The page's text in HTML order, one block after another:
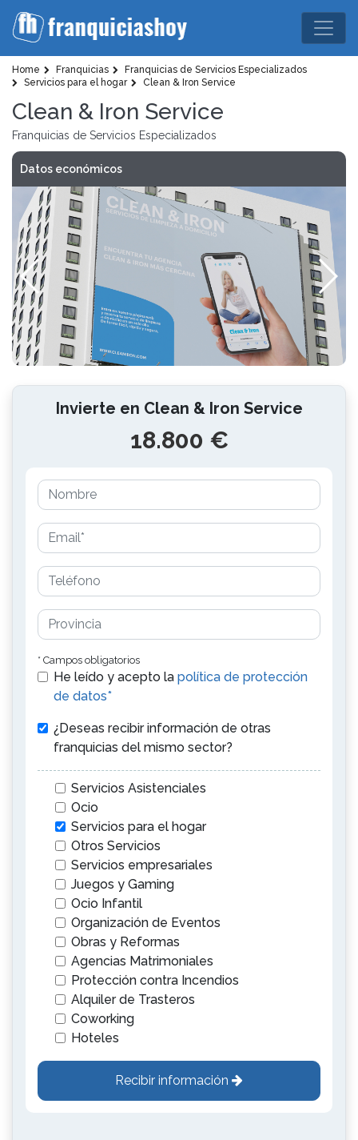
Home Franquicias
Franquicias de Servicios Especializados
Servicios para el hogar
Clean & Iron Service
Clean & Iron Service
Franquicias de Servicios Especializados
Datos económicos
Invierte en Clean & Iron Service
18.800 €
* Campos obligatorios
He leído y acepto la política de protección
de datos*
¿Deseas recibir información de otras
franquicias del mismo sector?
Servicios Asistenciales
Ocio
Servicios para el hogar
Otros Servicios
Servicios empresariales
Juegos y Gaming
Ocio Infantil
Organización de Eventos
Obras y Reformas
Agencias Matrimoniales
Protección contra Incendios
Alquiler de Trasteros
Coworking
Hoteles
Recibir información